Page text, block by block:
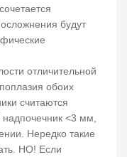
будут
отличительной
обоих
считаются
надпочечник <3 мм,
Нередко такие
НО! Если